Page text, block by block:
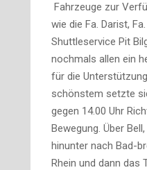
Fahrzeuge zur
wie die Fa. Darist,
Shuttleservice Pit
nochmals allen ein
für die
schönstem setzte
gegen 14.00 Uhr
Bewegung. Über
hinunter nach Bad-
Rhein und dann das